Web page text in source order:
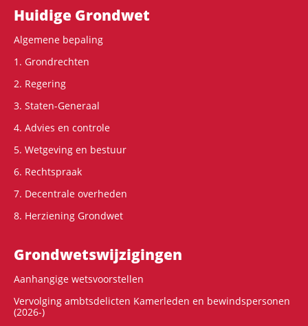
Hoofdnavigatie
Huidige Grondwet
Algemene bepaling
1. Grondrechten
2. Regering
3. Staten-Generaal
4. Advies en controle
5. Wetgeving en bestuur
6. Rechtspraak
7. Decentrale overheden
8. Herziening Grondwet
Grondwets­wijzigingen
Aanhangige wetsvoorstellen
Vervolging ambtsdelicten Kamerleden en bewindspersonen
(2026-)